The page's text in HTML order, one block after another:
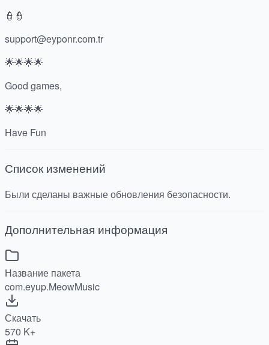
👮👮
support@eyponr.com.tr
🌟🌟🌟🌟
Good games,
🌟🌟🌟🌟
Have Fun
Список изменений
Были сделаны важные обновления безопасности.
Дополнительная информация
Название пакета
com.eyup.MeowMusic
Скачать
570 K+